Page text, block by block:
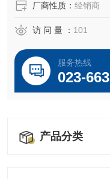
厂商性质： 经销商
访 问 量 ： 101
服务热线
023-
产品分类